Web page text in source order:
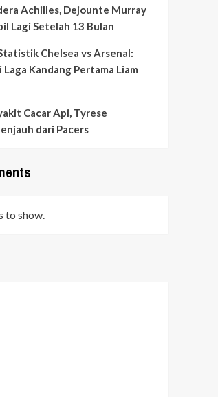
Achilles, Dejounte Murray
Lagi Setelah 13 Bulan
Chelsea vs Arsenal:
Kandang Pertama Liam
Cacar Api, Tyrese
dari Pacers
to show.